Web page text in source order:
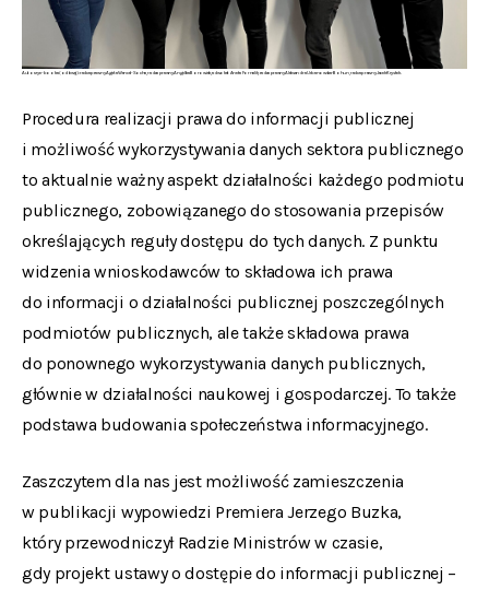
Autorzy e-booka (od lewej): radca prawny Agata Wencel-Socha, radca prawny Angelika Borowiak, adwokat Aneta Fornalik, radca prawny Aleksandra Urbanowska-Bohun, radca prawny Jacek Krystek.
Procedura realizacji prawa do informacji publicznej
i możliwość wykorzystywania danych sektora publicznego
to aktualnie ważny aspekt działalności każdego podmiotu
publicznego, zobowiązanego do stosowania przepisów
określających reguły dostępu do tych danych. Z punktu
widzenia wnioskodawców to składowa ich prawa
do informacji o działalności publicznej poszczególnych
podmiotów publicznych, ale także składowa prawa
do ponownego wykorzystywania danych publicznych,
głównie w działalności naukowej i gospodarczej. To także
podstawa budowania społeczeństwa informacyjnego.
Zaszczytem dla nas jest możliwość zamieszczenia
w publikacji wypowiedzi Premiera Jerzego Buzka,
który przewodniczył Radzie Ministrów w czasie,
gdy projekt ustawy o dostępie do informacji publicznej –